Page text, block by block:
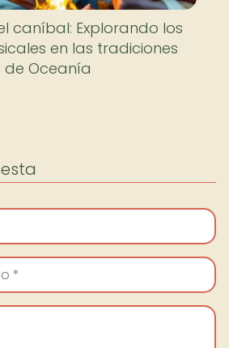
caníbal: Explorando los
en las tradiciones
de Oceanía